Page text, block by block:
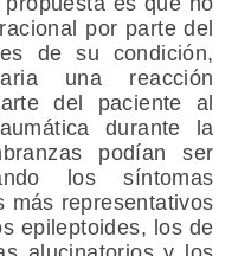
por parte del
de su condición,
una reacción
del paciente al
durante la
podían ser
los síntomas
más representativos
epileptoides, los de